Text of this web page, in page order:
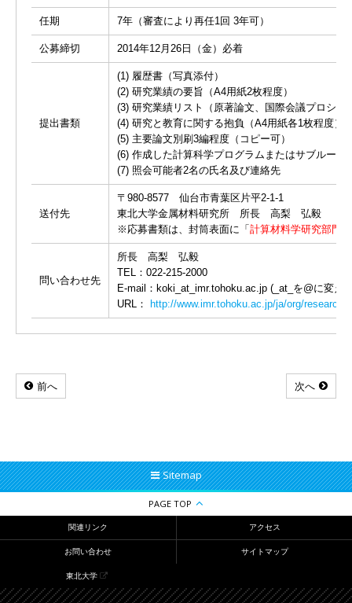
任期 7年（審査により再任1回 3年可）
公募締切 2014年12月26日（金）必着
提出書類
(1) 履歴書（写真添付）
(2) 研究業績の要旨（A4用紙2枚程度）
(3) 研究業績リスト（原著論文、国際会議プロシ
(4) 研究と教育に関する抱負（A4用紙各1枚程度）
(5) 主要論文別刷3編程度（コピー可）
(6) 作成した計算科学プログラムまたはサブルーチ
(7) 照会可能者2名の氏名及び連絡先
送付先
〒980-8577 仙台市青葉区片平2-1-1
東北大学金属材料研究所 所長 高梨 弘毅
※応募書類は、封筒表面に「 計算材料学研究部門
問い合わせ先
所長 高梨 弘毅
TEL：022-215-2000
E-mail：koki_at_imr.tohoku.ac.jp (_at_を@に変え
URL：
http://www.imr.tohoku.ac.jp/ja/org/research/
前へ 次へ
Sitemap
PAGE TOP
関連リンク アクセス
お問い合わせ サイトマップ
東北大学